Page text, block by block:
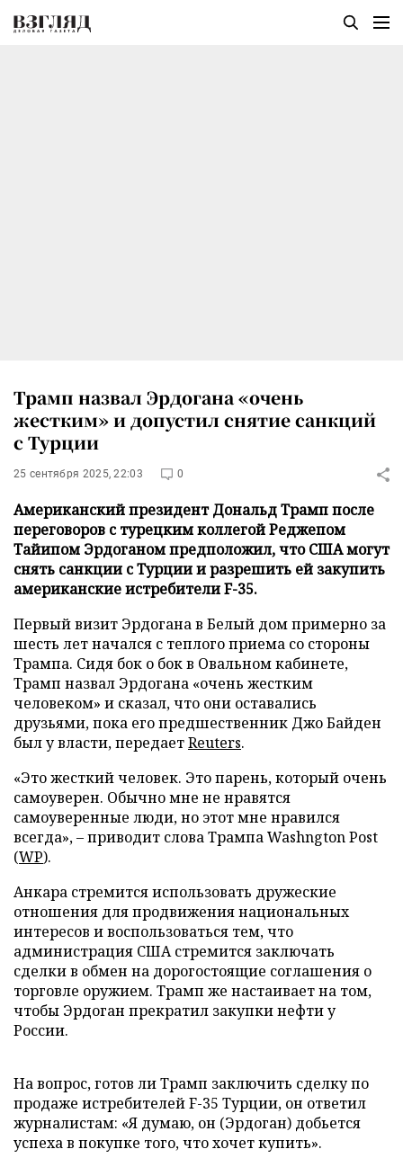
Трамп назвал Эрдогана «очень
жестким» и допустил снятие санкций
с Турции
25 сентября 2025, 22:03 0
Американский президент Дональд Трамп после
переговоров с турецким коллегой Реджепом
Тайипом Эрдоганом предположил, что США могут
снять санкции с Турции и разрешить ей закупить
американские истребители F-35.
Первый визит Эрдогана в Белый дом примерно за
шесть лет начался с теплого приема со стороны
Трампа. Сидя бок о бок в Овальном кабинете,
Трамп назвал Эрдогана «очень жестким
человеком» и сказал, что они оставались
друзьями, пока его предшественник Джо Байден
был у власти, передаетReuters.
«Это жесткий человек. Это парень, который очень
самоуверен. Обычно мне не нравятся
самоуверенные люди, но этот мне нравился
всегда», – приводит слова Трампа Washngton Post
(WP).
Анкара стремится использовать дружеские
отношения для продвижения национальных
интересов и воспользоваться тем, что
администрация США стремится заключать
сделки в обмен на дорогостоящие соглашения о
торговле оружием. Трамп же настаивает на том,
чтобы Эрдоган прекратил закупки нефти у
России.
На вопрос, готов ли Трамп заключить сделку по
продаже истребителей F-35 Турции, он ответил
журналистам: «Я думаю, он (Эрдоган) добьется
успеха в покупке того, что хочет купить».